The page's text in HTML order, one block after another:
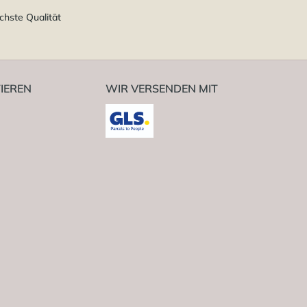
Qualität
WIR VERSENDEN MIT